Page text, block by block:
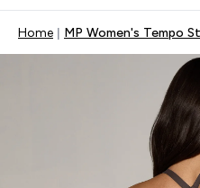
Home MP Women's Tempo